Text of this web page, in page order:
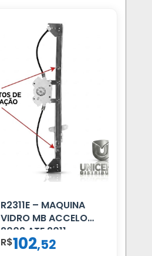
R2311E – MAQUINA
VIDRO MB ACCELO
2002 ATE 2011
S/MOTOR LE
R$102,52